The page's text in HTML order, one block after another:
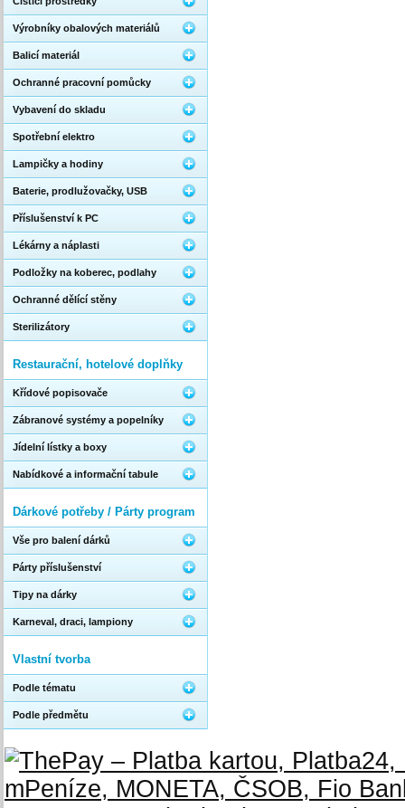
Výrobníky obalových materiálů
Balicí materiál
Ochranné pracovní pomůcky
Vybavení do skladu
Spotřební elektro
Lampičky a hodiny
Baterie, prodlužovačky, USB
Příslušenství k PC
Lékárny a náplasti
Podložky na koberec, podlahy
Ochranné dělící stěny
Sterilizátory
Restaurační, hotelové doplňky
Křídové popisovače
Zábranové systémy a popelníky
Jídelní lístky a boxy
Nabídkové a informační tabule
Dárkové potřeby / Párty program
Vše pro balení dárků
Párty příslušenství
Tipy na dárky
Karneval, draci, lampiony
Vlastní tvorba
Podle tématu
Podle předmětu